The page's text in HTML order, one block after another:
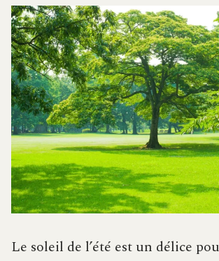
Le soleil de l’été est un délice